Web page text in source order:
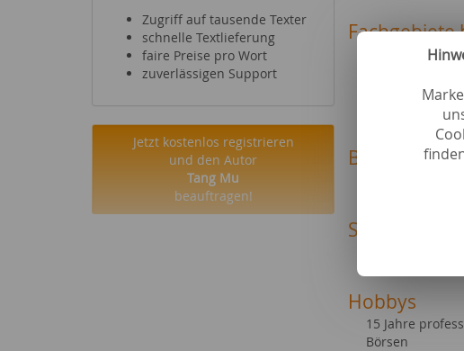
Zugriff auf tausende Texter
schnelle Textlieferung
faire Preise pro Wort
zuverlässigen Support
Jetzt kostenlos registrieren
und den Autor
Tang Mu
beauftragen!
Geldanlagen
Sachwerte
Computer &
Berufliche
Sonstige
Seit 10 Jahren
Hobbys
15 Jahre
Börsen